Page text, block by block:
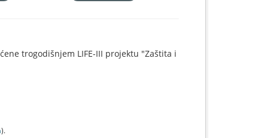
trogodišnjem LIFE-III projektu "Zaštita i
).